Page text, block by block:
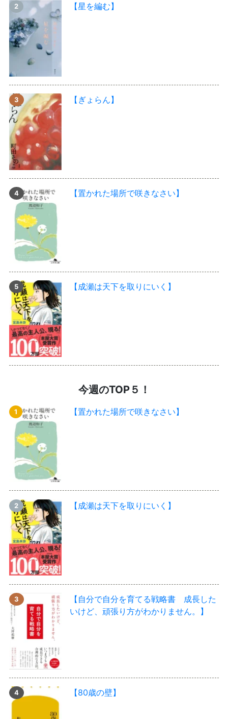
【星を編む】
【ぎょらん】
【置かれた場所で咲きなさい】
【成瀬は天下を取りにいく】
今週のTOP５！
【置かれた場所で咲きなさい】
【成瀬は天下を取りにいく】
【自分で自分を育てる戦略書 成長した
いけど、頑張り方がわかりません。】
【80歳の壁】